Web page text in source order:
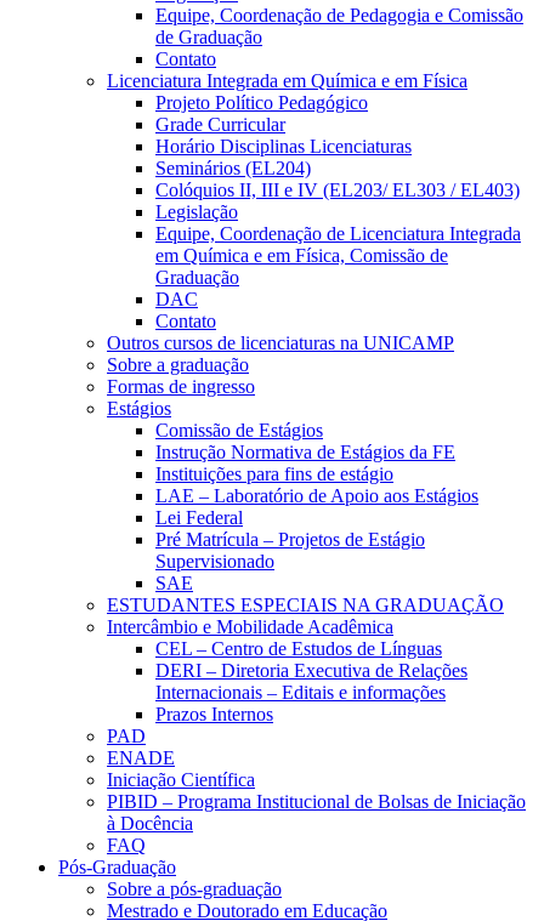
Equipe, Coordenação de Pedagogia e Comissão
de Graduação
Contato
Licenciatura Integrada em Química e em Física
Projeto Político Pedagógico
Grade Curricular
Horário Disciplinas Licenciaturas
Seminários (EL204)
Colóquios II, III e IV (EL203/ EL303 / EL403)
Legislação
Equipe, Coordenação de Licenciatura Integrada
em Química e em Física, Comissão de
Graduação
DAC
Contato
Outros cursos de licenciaturas na UNICAMP
Sobre a graduação
Formas de ingresso
Estágios
Comissão de Estágios
Instrução Normativa de Estágios da FE
Instituições para fins de estágio
LAE – Laboratório de Apoio aos Estágios
Lei Federal
Pré Matrícula – Projetos de Estágio
Supervisionado
SAE
ESTUDANTES ESPECIAIS NA GRADUAÇÃO
Intercâmbio e Mobilidade Acadêmica
CEL – Centro de Estudos de Línguas
DERI – Diretoria Executiva de Relações
Internacionais – Editais e informações
Prazos Internos
PAD
ENADE
Iniciação Científica
PIBID – Programa Institucional de Bolsas de Iniciação
à Docência
FAQ
Pós-Graduação
Sobre a pós-graduação
Mestrado e Doutorado em Educação